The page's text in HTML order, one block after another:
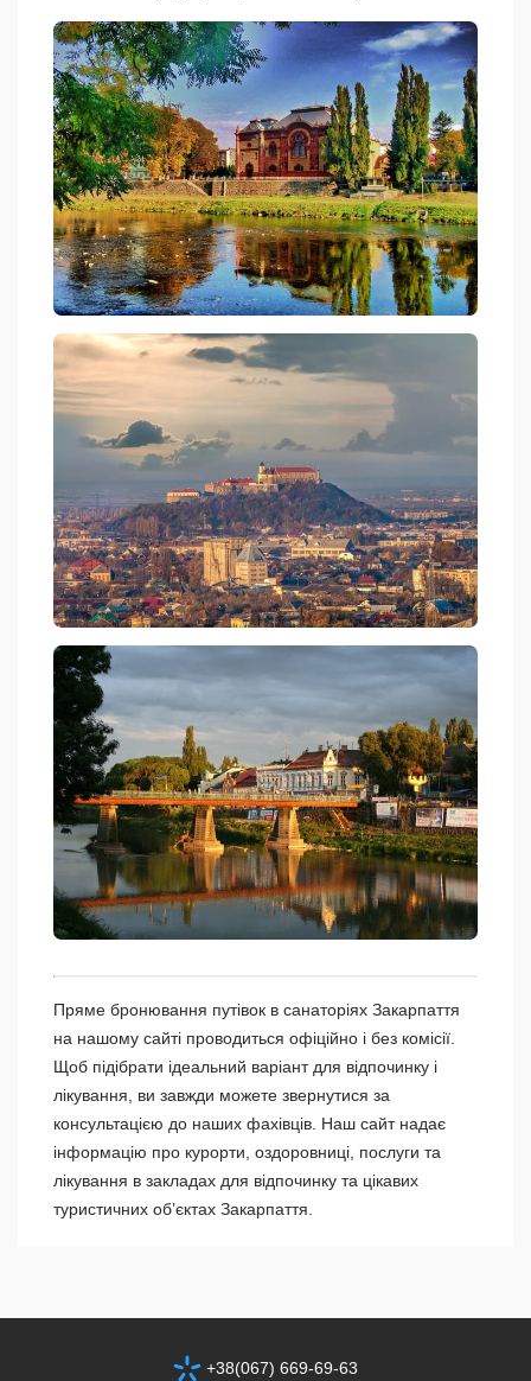
Пряме бронювання путівок в санаторіях Закарпаття
на нашому сайті проводиться офіційно і без комісії.
Щоб підібрати ідеальний варіант для відпочинку і
лікування, ви завжди можете звернутися за
консультацією до наших фахівців. Наш сайт надає
інформацію про курорти, оздоровниці, послуги та
лікування в закладах для відпочинку та цікавих
туристичних об’єктах Закарпаття.
+38(067) 669-69-63